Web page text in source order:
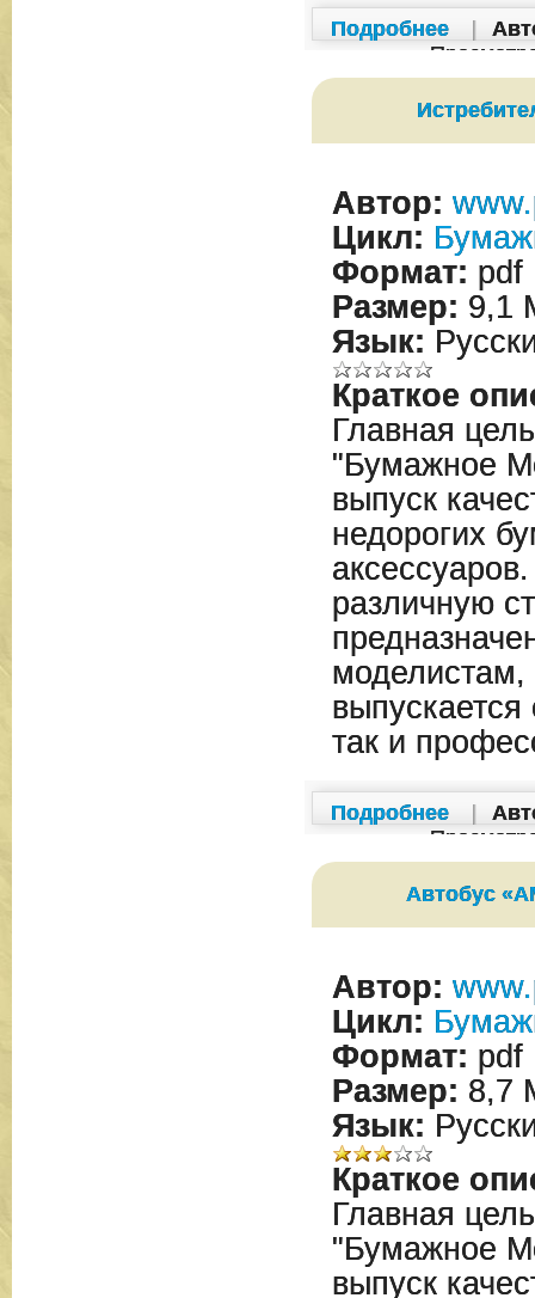
Подробнее
Автор:
Цикл:
Формат: pdf
Размер: 9,1
Язык:
Краткое
Главная
"Бумажное
выпуск
недорогих
различную
моделистам,
так и
Подробнее
Автобус
Автор:
Цикл:
Формат: pdf
Размер: 8,7
Язык:
Краткое
Главная
"Бумажное
выпуск